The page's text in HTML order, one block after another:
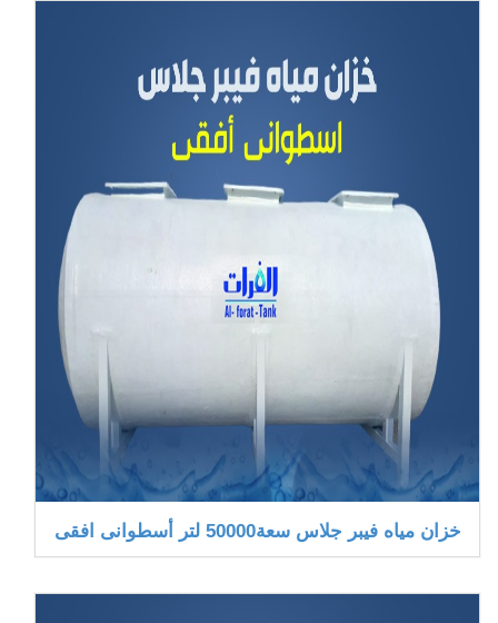
خزان مياه فيبر جلاس سعة50000 لتر أسطوانى افقى